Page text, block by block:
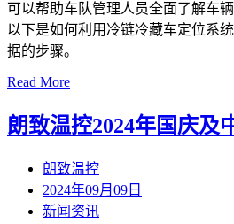
可以帮助车队管理人员全面了解车
以下是如何利用冷链冷藏车定位系
据的步骤。
Read More
朗致温控2024年国庆及
朗致温控
2024年09月09日
新闻资讯